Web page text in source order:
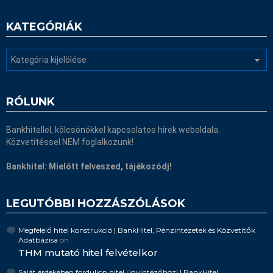
KATEGÓRIÁK
RÓLUNK
Bankhitellel, kölcsönökkel kapcsolatos hírek weboldala.
Közvetítéssel NEM foglalkozunk!
Bankhitel: Mielőtt felveszed, tájékozódj!
LEGUTÓBBI HOZZÁSZÓLÁSOK
Megfelelő hitel konstrukció | BankHitel, Pénzintézetek és Közvetítők
Adatbázisa on
THM mutató hitel felvételkor